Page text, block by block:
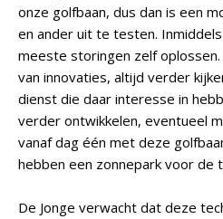
onze golfbaan, dus dan is een
en ander uit te testen.
meeste storingen zelf
van innovaties, altijd verder
dienst die daar interesse in
verder ontwikkelen, eventueel
vanaf dag één met deze
hebben een zonnepark voor de
De Jonge verwacht dat deze